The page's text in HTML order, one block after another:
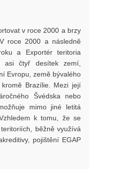
v roce 2000 a brzy
roce 2000 a následně
a Exportér teritoria
asi čtyř desítek zemí,
Evropu, země bývalého
Brazílie. Mezi její
Švédska nebo
mimo jiné letitá
k tomu, že se
běžně využívá
pojištění EGAP